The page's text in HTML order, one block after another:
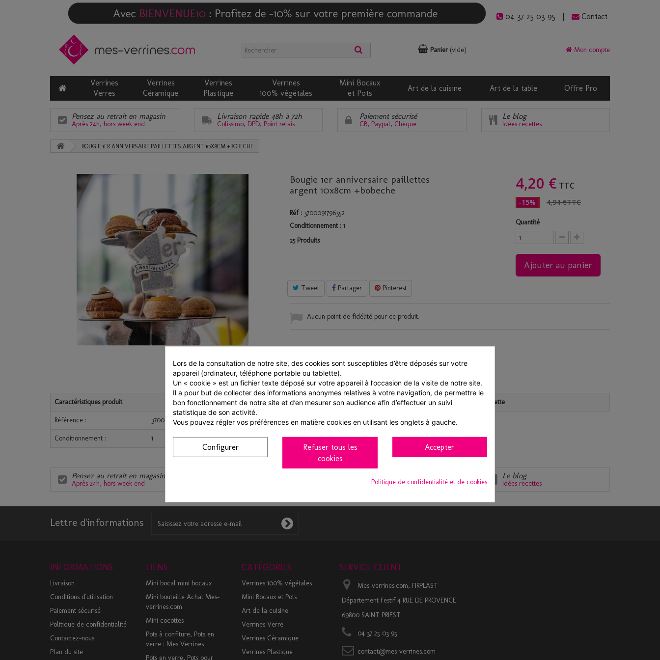
04 37 25 03 95 Contact
Panier (vide)
Verrines
Verres
Verrines
Céramique
Verrines
Plastique
Verrines
100% végétales
Mini Bocaux
et Pots
Art de la cuisine Art de la table Offre Pro
Pensez au retrait en magasin
Après 24h, hors week end
Livraison rapide 48h à 72h
Colissimo, DPD, Point relais
Paiement sécurisé
CB, Paypal, Chèque
Le blog
Idées recettes
Mon compte
BOUGIE 1ER ANNIVERSAIRE PAILLETTES ARGENT 10X8CM +BOBECHE
Bougie 1er anniversaire paillettes
argent 10x8cm +bobeche
Réf : 3700091796352
Conditionnement : 1
25 Produits
4,20 € TTC
-15% 4,94 €TTC
Quantité
Ajouter au panier
Tweet Partager Pinterest
Aucun point de fidélité pour ce produit.
FICHE TECHNIQUE
Caractéristiques produit
Référence : 3700091796352
Conditionnement : 1
Caractéristiques colis
Colis code barre : 3700091796352
Caractéristiques palette
Pensez au retrait en magasin
Après 24h, hors week end CB, Paypal, Chèque
Le blog
Idées recettes
Lettre d'informations
INFORMATIONS
Livraison
Conditions d'utilisation
Paiement sécurisé
Politique de confidentialité
Contactez-nous
Plan du site
LIENS
Mini bocal mini bocaux
Mini bouteille Achat Mes-
verrines.com
Mini cocottes
Pots à confiture, Pots en
verre : Mes Verrines
Pots en verre, Pots pour
CATÉGORIES
Verrines 100% végétales
Mini Bocaux et Pots
Art de la cuisine
Verrines Verre
Verrines Céramique
Verrines Plastique
SERVICE CLIENT
Mes-verrines.com, FIRPLAST
Département Festif 4 RUE DE PROVENCE
69800 SAINT PRIEST
04 37 25 03 95
contact@mes-verrines.com
Lors de la consultation de notre site, des cookies sont susceptibles d’être déposés sur votre
appareil (ordinateur, téléphone portable ou tablette).
Un « cookie » est un fichier texte déposé sur votre appareil à l’occasion de la visite de notre site.
Il a pour but de collecter des informations anonymes relatives à votre navigation, de permettre le
bon fonctionnement de notre site et d’en mesurer son audience afin d’effectuer un suivi
statistique de son activité.
Vous pouvez régler vos préférences en matière cookies en utilisant les onglets à gauche.
Accepter
Refuser tous les
cookies
Configurer
Politique de confidentialité et de cookies